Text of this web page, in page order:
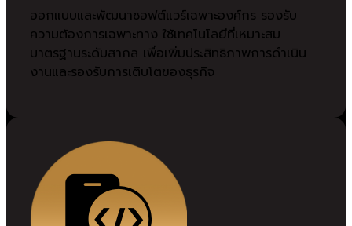
ออกแบบและพัฒนาซอฟต์แวร์เฉพาะองค์กร รองรับ
ความต้องการเฉพาะทาง ใช้เทคโนโลยีที่เหมาะสม
มาตรฐานระดับสากล เพื่อเพิ่มประสิทธิภาพการดำเนิน
งานและรองรับการเติบโตของธุรกิจ